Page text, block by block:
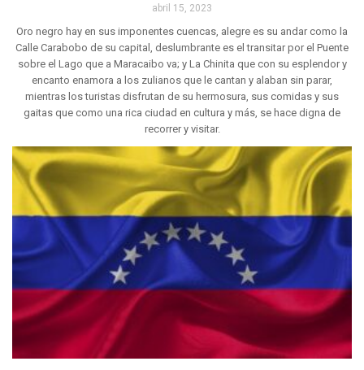
abril 15, 2023
Oro negro hay en sus imponentes cuencas, alegre es su andar como la
Calle Carabobo de su capital, deslumbrante es el transitar por el Puente
sobre el Lago que a Maracaibo va; y La Chinita que con su esplendor y
encanto enamora a los zulianos que le cantan y alaban sin parar,
mientras los turistas disfrutan de su hermosura, sus comidas y sus
gaitas que como una rica ciudad en cultura y más, se hace digna de
recorrer y visitar.